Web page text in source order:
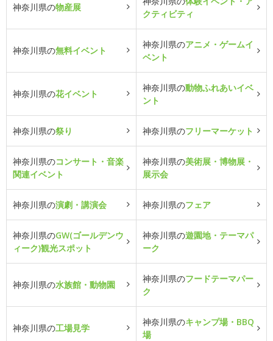
神奈川県の物産展
クティビティ
神奈川県の無料イベント
神奈川県のアニメ・ゲームイ
ベント
神奈川県の花イベント
神奈川県の動物ふれあいイベ
ント
神奈川県の祭り 神奈川県のフリーマーケット
神奈川県のコンサート・音楽
関連イベント
神奈川県の美術展・博物展・
展示会
神奈川県の演劇・講演会 神奈川県のフェア
神奈川県のGW(ゴールデンウ
ィーク)観光スポット
神奈川県の遊園地・テーマパ
ーク
神奈川県の水族館・動物園
神奈川県のフードテーマパー
ク
神奈川県の工場見学
神奈川県のキャンプ場・BBQ
場